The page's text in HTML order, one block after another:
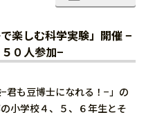
楽しむ科学実験」開催 −
０人参加−
君も豆博士になれる！−」の
小学校４、５、６年生とそ